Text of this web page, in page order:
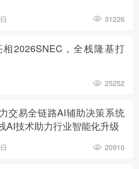
31226
2026SNEC，全栈隆基打
25252
交易全链路AI辅助决策系统
AI技术助力行业智能化升级
20910